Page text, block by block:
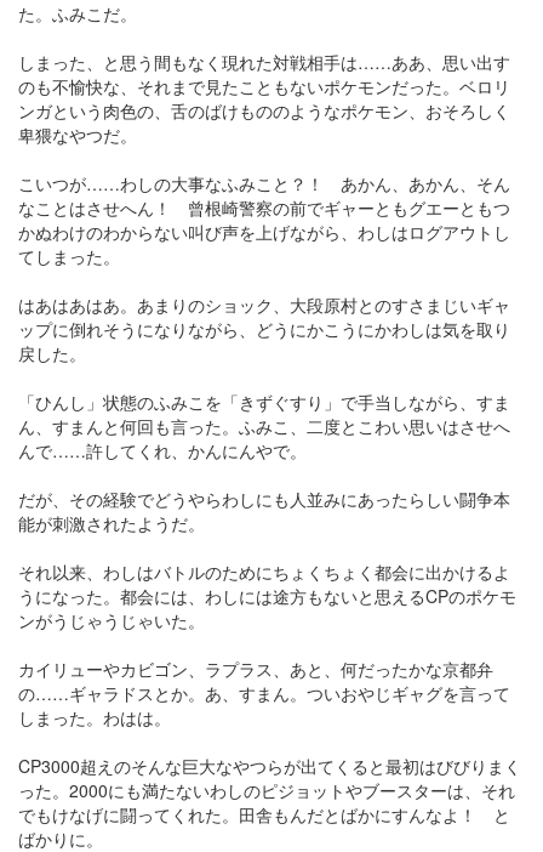
た。ふみこだ。
しまった、と思う間もなく現れた対戦相手は……ああ、思い出す
のも不愉快な、それまで見たこともないポケモンだった。ベロリ
ンガという肉色の、舌のばけもののようなポケモン、おそろしく
卑猥なやつだ。
こいつが……わしの大事なふみこと？！ あかん、あかん、そん
なことはさせへん！ 曾根崎警察の前でギャーともグエーともつ
かぬわけのわからない叫び声を上げながら、わしはログアウトし
てしまった。
はあはあはあ。あまりのショック、大段原村とのすさまじいギャ
ップに倒れそうになりながら、どうにかこうにかわしは気を取り
戻した。
「ひんし」状態のふみこを「きずぐすり」で手当しながら、すま
ん、すまんと何回も言った。ふみこ、二度とこわい思いはさせへ
んで……許してくれ、かんにんやで。
だが、その経験でどうやらわしにも人並みにあったらしい闘争本
能が刺激されたようだ。
それ以来、わしはバトルのためにちょくちょく都会に出かけるよ
うになった。都会には、わしには途方もないと思えるCPのポケモ
ンがうじゃうじゃいた。
カイリューやカビゴン、ラプラス、あと、何だったかな京都弁
の……ギャラドスとか。あ、すまん。ついおやじギャグを言って
しまった。わはは。
CP3000超えのそんな巨大なやつらが出てくると最初はびびりまく
った。2000にも満たないわしのピジョットやブースターは、それ
でもけなげに闘ってくれた。田舎もんだとばかにすんなよ！ と
ばかりに。